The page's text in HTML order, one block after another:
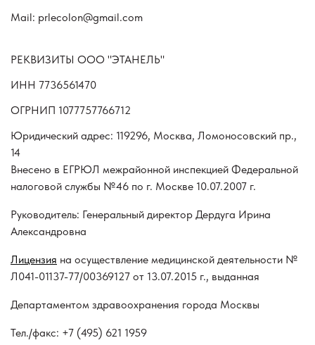
Mail: prlecolon@gmail.com
РЕКВИЗИТЫ ООО "ЭТАНЕЛЬ"
ИНН 7736561470
ОГРНИП 1077757766712
Юридический адрес: 119296, Москва, Ломоносовский пр.,
14
Внесено в ЕГРЮЛ межрайонной инспекцией Федеральной
налоговой службы №46 по г. Москве 10.07.2007 г.
Руководитель: Генеральный директор Дердуга Ирина
Александровна
Лицензия на осуществление медицинской деятельности №
Л041-01137-77/00369127 от 13.07.2015 г., выданная
Департаментом здравоохранения города Москвы
Тел./факс: +7 (495) 621 1959